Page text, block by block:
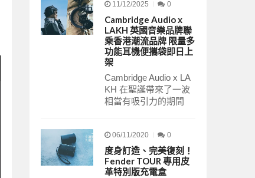
11/12/2025 0
Cambridge Audio x
LAKH 英國音樂品牌聯
乘香港潮流品牌 限量多
功能耳機便攜袋即日上
架
Cambridge Audio x LA
KH 在聖誕帶來了一波
相當有吸引力的期間
06/11/2020 0
度身訂造、完美復刻！
Fender TOUR 專用皮
革特別版充電盒